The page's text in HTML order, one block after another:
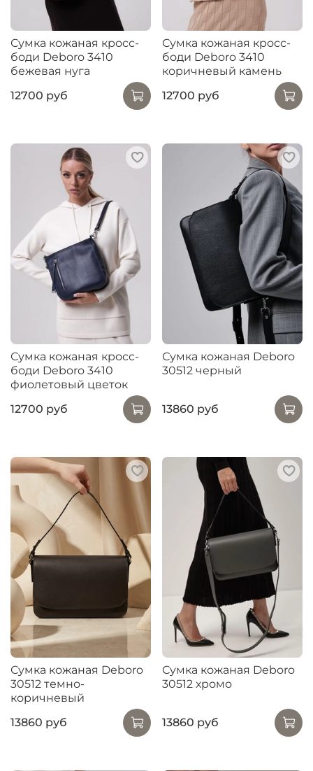
Сумка кожаная кросс-
боди Deboro 3410
бежевая нуга
12700 руб
Сумка кожаная кросс-
боди Deboro 3410
коричневый камень
12700 руб
Сумка кожаная кросс-
боди Deboro 3410
фиолетовый цветок
12700 руб
Сумка кожаная Deboro
30512 черный
13860 руб
Сумка кожаная Deboro
30512 темно-
коричневый
13860 руб
Сумка кожаная Deboro
30512 хромо
13860 руб